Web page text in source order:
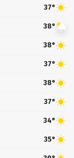
37°
38°
38°
37°
38°
37°
34°
35°